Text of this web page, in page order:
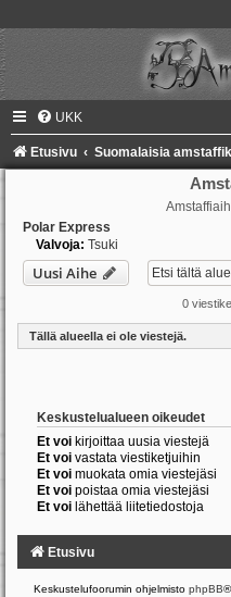
UKK
Etusivu Suomalaisia
Polar Express
Valvoja: Tsuki
Uusi Aihe
0
Tällä alueella ei ole viestejä.
Keskustelualueen oikeudet
Et voi kirjoittaa uusia viestejä
Et voi vastata viestiketjuihin
Et voi muokata omia viestejäsi
Et voi poistaa omia viestejäsi
Et voi lähettää liitetiedostoja
Etusivu
Keskustelufoorumin ohjelmisto phpBB